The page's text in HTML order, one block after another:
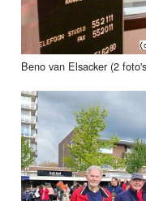
Beno van Elsacker (2